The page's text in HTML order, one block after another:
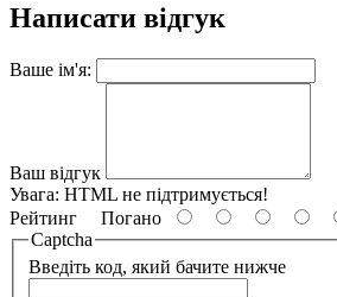
Написати відгук
Ваше ім'я:
Ваш відгук
Увага: HTML не підтримується!
Рейтинг Погано
Captcha
Введіть код, який бачите нижче